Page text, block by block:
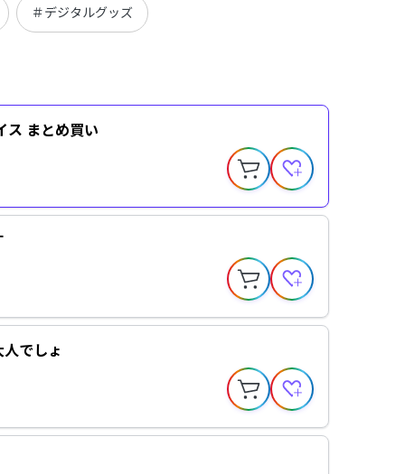
＃デジタルグッズ
ス まとめ買い
でしょ